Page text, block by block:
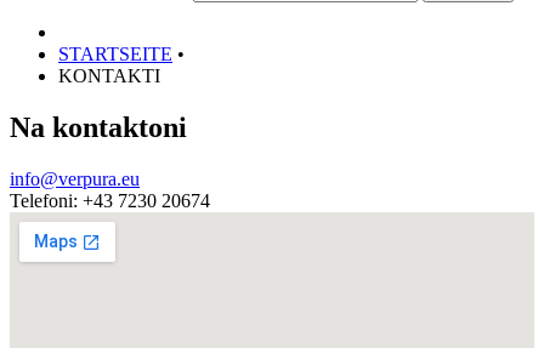
STARTSEITE •
KONTAKTI
Na kontaktoni
info@verpura.eu
Telefoni: +43 7230 20674